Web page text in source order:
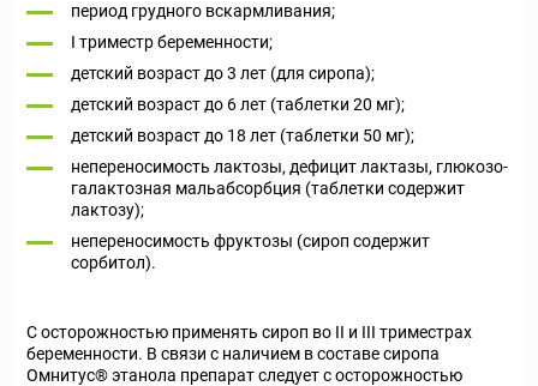
период грудного вскармливания;
I триместр беременности;
детский возраст до 3 лет (для сиропа);
детский возраст до 6 лет (таблетки 20 мг);
детский возраст до 18 лет (таблетки 50 мг);
непереносимость лактозы, дефицит лактазы, глюкозо-
галактозная мальабсорбция (таблетки содержит
лактозу);
непереносимость фруктозы (сироп содержит
сорбитол).
С осторожностью применять сироп во II и III триместрах
беременности. В связи с наличием в составе сиропа
Омнитус®этанола препарат следует с осторожностью